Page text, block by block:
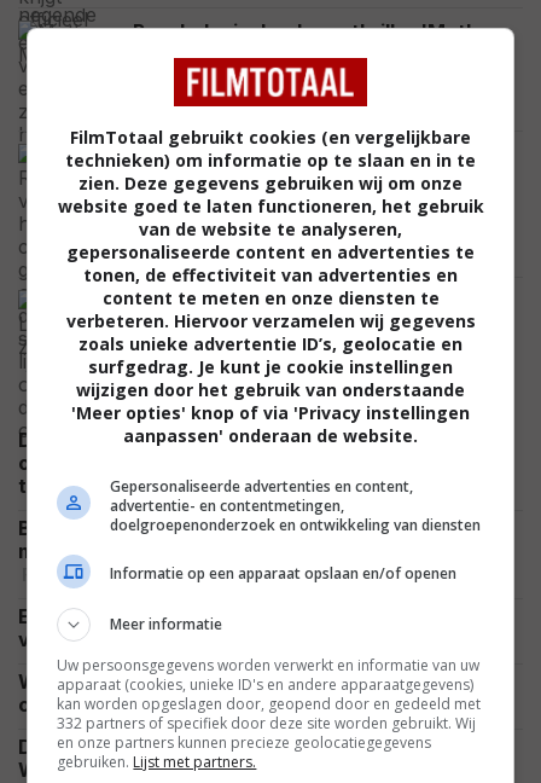
Psychologische dramathriller 'Mother
Mary' staat heel snel online: visueel
spektakel met Anne Hathaway
NETFLIX
Denise Richards verbouwde haar
complete gezicht en onthult nu de
schokkende lijst met operaties die ze
onderging
CELEBRITY
De grote schurk van de Nintendo-film
'The Legend of Zelda' is eindelijk
gecast: de volgende Sauron?
NIEUWS
De nieuwe 'X-Men'-film vindt zijn Cyclops:
opkomende en gewilde naam gaat de leider van het
team spelenNIEUWS
Blockbusters overschaduwen romantisch pareltje
met perfecte 100%-score op Rotten Tomatoes
FEATURED
Extra opnames voor peperdure 'Narnia' zorgen
voor onrust: testpubliek nog niet overtuigd
Witte Huis zet Spider-Man in voor omstreden ICE-
campagne: Marvel-fans eisen rechtszaakNIEUWS
Duizenden gingen je al voor: kijk de scifi-film '2021
War of the Worlds' nu helemaal gratis
FilmTotaal gebruikt cookies (en vergelijkbare
technieken) om informatie op te slaan en in te
zien. Deze gegevens gebruiken wij om onze
website goed te laten functioneren, het gebruik
van de website te analyseren,
gepersonaliseerde content en advertenties te
tonen, de effectiviteit van advertenties en
content te meten en onze diensten te
verbeteren. Hiervoor verzamelen wij gegevens
zoals unieke advertentie ID’s, geolocatie en
surfgedrag. Je kunt je cookie instellingen
wijzigen door het gebruik van onderstaande
'Meer opties' knop of via 'Privacy instellingen
aanpassen' onderaan de website.
Gepersonaliseerde advertenties en content,
advertentie- en contentmetingen,
doelgroepenonderzoek en ontwikkeling van diensten
Informatie op een apparaat opslaan en/of openen
Meer informatie
Uw persoonsgegevens worden verwerkt en informatie van uw
apparaat (cookies, unieke ID's en andere apparaatgegevens)
kan worden opgeslagen door, geopend door en gedeeld met
332 partners of specifiek door deze site worden gebruikt. Wij
en onze partners kunnen precieze geolocatiegegevens
gebruiken. Lijst met partners.